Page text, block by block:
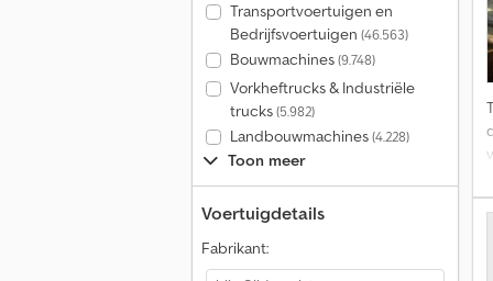
Transportvoertuigen en
Bedrijfsvoertuigen (46.563)
Bouwmachines(9.748)
Vorkheftrucks & Industriële
trucks(5.982)
Landbouwmachines(4.228)
Toon meer
Voertuigdetails
Fabrikant: